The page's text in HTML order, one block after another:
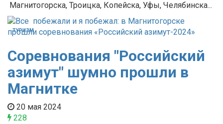
Магнитогорска, Троицка, Копейска, Уфы, Челябинска...
ТУРИЗМ
Соревнования "Российский
азимут" шумно прошли в
Магнитке
20 мая 2024
228